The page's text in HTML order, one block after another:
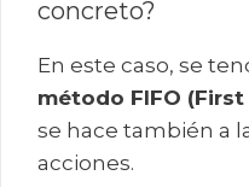
concreto?
En este caso, se
método FIFO
se hace también a
acciones.